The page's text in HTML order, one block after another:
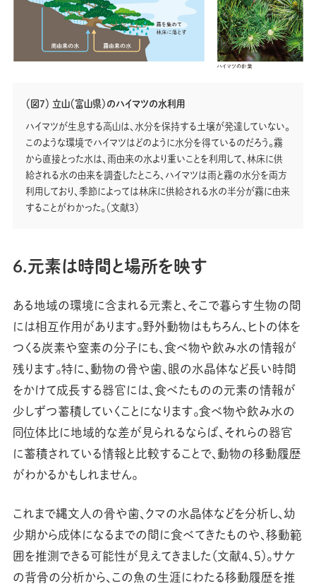
（図7） 立山（富山県）のハイマツの水利用
ハイマツが生息する高山は、水分を保持する土壌が発達していない。
このような環境でハイマツはどのように水分を得ているのだろう。霧
から直接とった水は、雨由来の水より重いことを利用して、林床に供
給される水の由来を調査したところ、ハイマツは雨と霧の水分を両方
利用しており、季節によっては林床に供給される水の半分が霧に由来
することがわかった。（文献3）
6.元素は時間と場所を映す
ある地域の環境に含まれる元素と、そこで暮らす生物の間
には相互作用があります。野外動物はもちろん、ヒトの体を
つくる炭素や窒素の分子にも、食べ物や飲み水の情報が
残ります。特に、動物の骨や歯、眼の水晶体など長い時間
をかけて成長する器官には、食べたものの元素の情報が
少しずつ蓄積していくことになります。食べ物や飲み水の
同位体比に地域的な差が見られるならば、それらの器官
に蓄積されている情報と比較することで、動物の移動履歴
がわかるかもしれません。
これまで縄文人の骨や歯、クマの水晶体などを分析し、幼
少期から成体になるまでの間に食べてきたものや、移動範
囲を推測できる可能性が見えてきました（文献4、5）。サケ
の背骨の分析から、この魚の生涯にわたる移動履歴を推